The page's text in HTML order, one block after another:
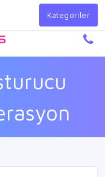
Giriş Yap
Kategoriler